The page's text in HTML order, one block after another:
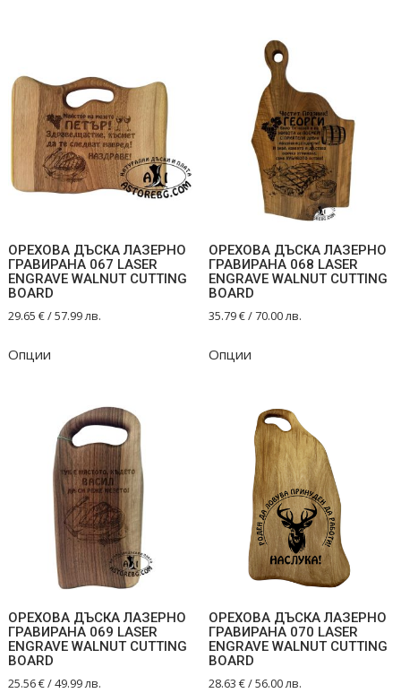
ОРЕХОВА ДЪСКА ЛАЗЕРНО
ГРАВИРАНА 067 LASER
ENGRAVE WALNUT CUTTING
BOARD
29.65€/ 57.99 лв.
Опции
ОРЕХОВА ДЪСКА ЛАЗЕРНО
ГРАВИРАНА 068 LASER
ENGRAVE WALNUT CUTTING
BOARD
35.79€/ 70.00 лв.
Опции
ОРЕХОВА ДЪСКА ЛАЗЕРНО
ГРАВИРАНА 069 LASER
ENGRAVE WALNUT CUTTING
BOARD
25.56€/ 49.99 лв.
ОРЕХОВА ДЪСКА ЛАЗЕРНО
ГРАВИРАНА 070 LASER
ENGRAVE WALNUT CUTTING
BOARD
28.63 €/ 56.00 лв.